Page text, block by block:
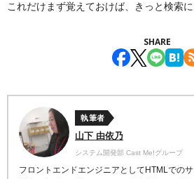
これだけまず覚えておけば、きっと検索に
SHARE
執筆者
山下 由依乃
システム開発部 Cast Me!グループ
フロントエンドエンジニアとしてHTMLでの